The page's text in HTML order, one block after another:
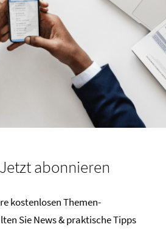
abonnieren
kostenlosen Themen-
Sie News & praktische Tipps